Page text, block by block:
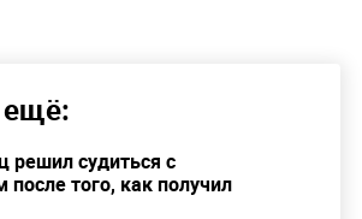
ещё:
решил судиться с
после того, как получил